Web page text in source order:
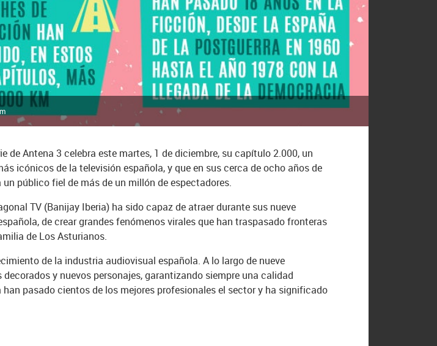
de Antena 3 celebra este martes, 1 de diciembre, su capítulo 2.000, un
icónicos de la televisión española, y que en sus cerca de ocho años de
público fiel de más de un millón de espectadores.
TV (Banijay Iberia) ha sido capaz de atraer durante sus nueve
de crear grandes fenómenos virales que han traspasado fronteras
de Los Asturianos.
de la industria audiovisual española. A lo largo de nueve
y nuevos personajes, garantizando siempre una calidad
pasado cientos de los mejores profesionales el sector y ha significado